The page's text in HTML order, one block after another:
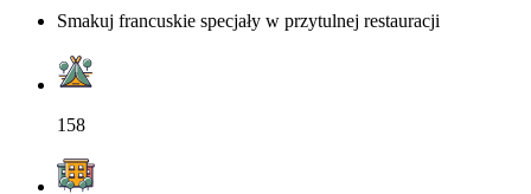
Smakuj francuskie specjały w przytulnej restauracji
158